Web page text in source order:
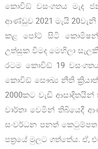
කොවිඞ් වසංගතය මැද
ආණ්ඩුව 2021 මැයි
කළ පෝට් සිටි කොමිෂන්
උත්සුක වීමද මෙහිලා
රටම කොවිඞ් 19
කොවිඞ් සෞඛ්‍ය නීති
2000කට වැඩි
වාර්තා වෙමින් තිබියෙදී
සංවර්ධන පනත්
පත්‍රයේ මුලට ගත්තේය. ඒ,